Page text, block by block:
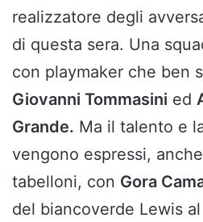
realizzatore degli
di questa sera. Una
con playmaker che ben
Giovanni Tommasini ed
Grande. Ma il talento e
vengono espressi,
tabelloni, con Gora
del biancoverde Lewis